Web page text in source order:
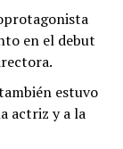
en el debut
estuvo
actriz y a la